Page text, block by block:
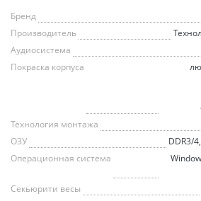
Бренд
Производитель
Аудиосистема
Покраска корпуса
Технология монтажа
ОЗУ
DDR3/
Операционная система
Секьюрити весы